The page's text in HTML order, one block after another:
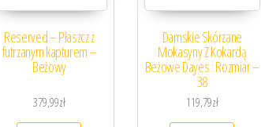
Reserved – Płaszcz z
futrzanym kapturem –
Beżowy
379,99zł
Damskie Skórzane
Mokasyny Z Kokardą
Beżowe Dayes : Rozmiar –
38
119,79zł